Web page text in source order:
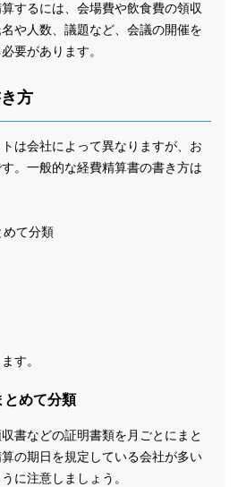
するには、会場費や飲食費の領収
や人数、議題など、会議の開催を
要があります。
方
は会社によって異なりますが、お
。一般的な経費精算書の書き方は
めて分類
す。
とめて分類
書などの証明書類を月ごとにまと
の期日を規定している会社が多い
に注意しましょう。